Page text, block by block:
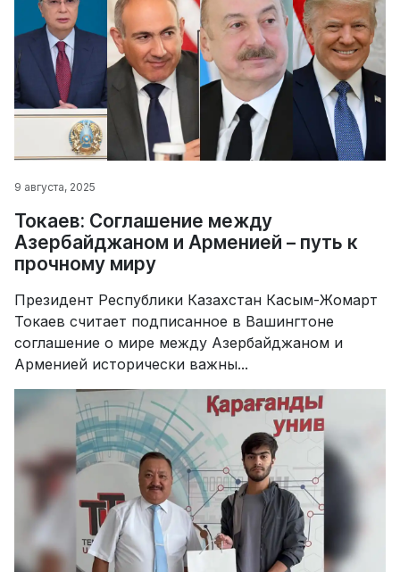
9 августа, 2025
Токаев: Соглашение между
Азербайджаном и Арменией – путь к
прочному миру
Президент Республики Казахстан Касым-Жомарт
Токаев считает подписанное в Вашингтоне
соглашение о мире между Азербайджаном и
Арменией исторически важны...